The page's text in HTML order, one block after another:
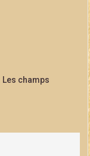
Les champs